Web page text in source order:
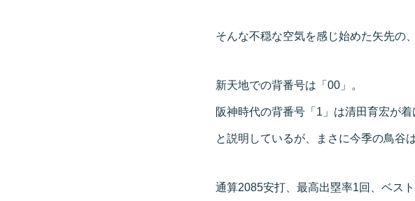
そんな不穏な空気を感じ始めた矢先の
新天地での背番号は「00」。
阪神時代の背番号「1」は清田育宏が
と説明しているが、まさに今季の鳥谷
通算2085安打、最高出塁率1回、ベス